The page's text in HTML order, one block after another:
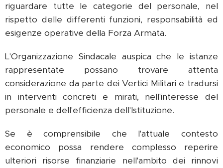
riguardare tutte le categorie del personale, nel
rispetto delle differenti funzioni, responsabilità ed
esigenze operative della Forza Armata.
L'Organizzazione Sindacale auspica che le istanze
rappresentate possano trovare attenta
considerazione da parte dei Vertici Militari e tradursi
in interventi concreti e mirati, nell'interesse del
personale e dell'efficienza dell'Istituzione.
Se è comprensibile che l'attuale contesto
economico possa rendere complesso reperire
ulteriori risorse finanziarie nell'ambito dei rinnovi